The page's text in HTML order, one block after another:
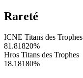
Rareté
ICNE Titans des Trophes
81.81820%
Hros Titans des Trophes
18.18180%